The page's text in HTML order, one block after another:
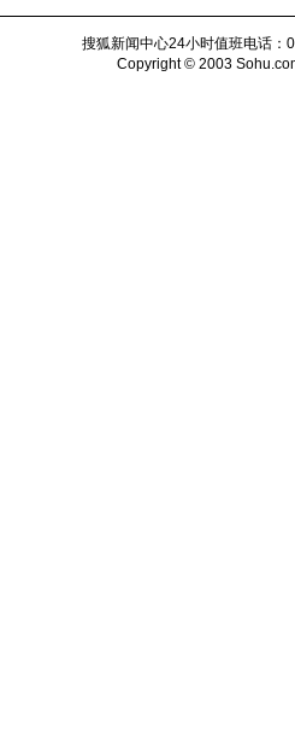
搜狐新闻中心24小时值班电话
Copyright © 2003